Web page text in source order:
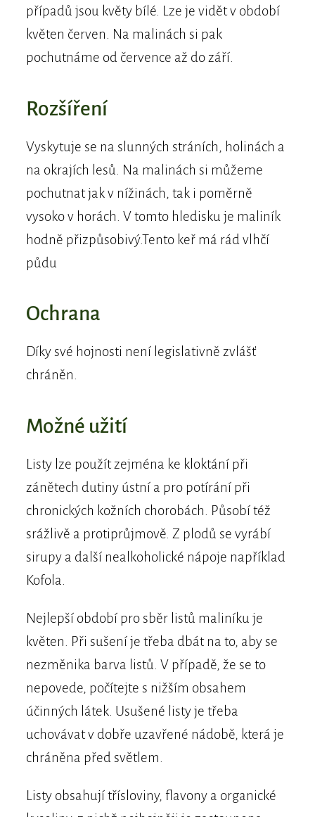
případů jsou květy bílé. Lze je vidět v období
květen červen. Na malinách si pak
pochutnáme od července až do září.
Rozšíření
Vyskytuje se na slunných stráních, holinách a
na okrajích lesů. Na malinách si můžeme
pochutnat jak v nížinách, tak i poměrně
vysoko v horách. V tomto hledisku je maliník
hodně přizpůsobivý.Tento keř má rád vlhčí
půdu
Ochrana
Díky své hojnosti není legislativně zvlášť
chráněn.
Možné užití
Listy lze použít zejména ke kloktání při
zánětech dutiny ústní a pro potírání při
chronických kožních chorobách. Působí též
srážlivě a protiprůjmově. Z plodů se vyrábí
sirupy a další nealkoholické nápoje například
Kofola.
Nejlepší období pro sběr listů maliníku je
květen. Při sušení je třeba dbát na to, aby se
nezměnika barva listů. V případě, že se to
nepovede, počítejte s nižším obsahem
účinných látek. Usušené listy je třeba
uchovávat v dobře uzavřené nádobě, která je
chráněna před světlem.
Listy obsahují třísloviny, flavony a organické